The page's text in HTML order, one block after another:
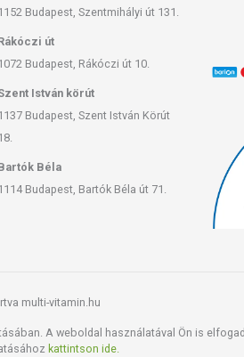
Budapest, Szentmihályi út 131.
út
Budapest, Rákóczi út 10.
István körút
Budapest, Szent István Körút
Béla
Budapest, Bartók Béla út 71.
multi-vitamin.hu
A weboldal használatával Ön is
kattintson ide.